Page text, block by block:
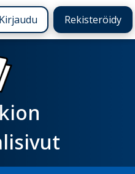
Kirjaudu Rekisteröidy